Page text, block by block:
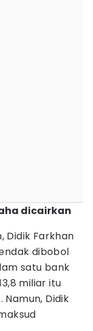
dicairkan
Didik Farkhan
dibobol
satu bank
miliar itu
Didik